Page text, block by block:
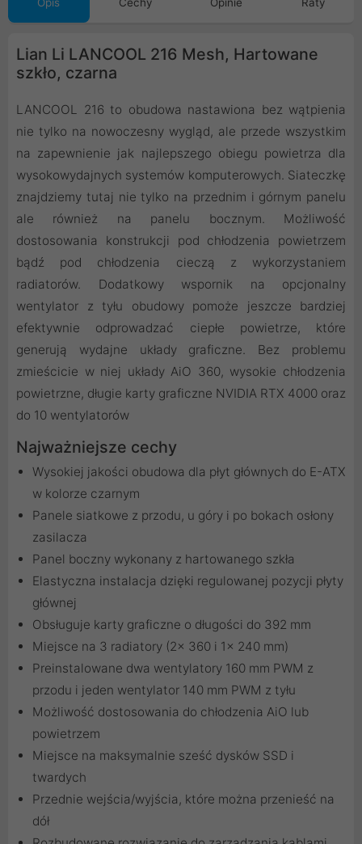
Opis Cechy Opinie Raty
Lian Li LANCOOL 216 Mesh, Hartowane
szkło, czarna
LANCOOL 216 to obudowa nastawiona bez wątpienia
nie tylko na nowoczesny wygląd, ale przede wszystkim
na zapewnienie jak najlepszego obiegu powietrza dla
wysokowydajnych systemów komputerowych. Siateczkę
znajdziemy tutaj nie tylko na przednim i górnym panelu
ale również na panelu bocznym. Możliwość
dostosowania konstrukcji pod chłodzenia powietrzem
bądź pod chłodzenia cieczą z wykorzystaniem
radiatorów. Dodatkowy wspornik na opcjonalny
wentylator z tyłu obudowy pomoże jeszcze bardziej
efektywnie odprowadzać ciepłe powietrze, które
generują wydajne układy graficzne. Bez problemu
zmieścicie w niej układy AiO 360, wysokie chłodzenia
powietrzne, długie karty graficzne NVIDIA RTX 4000 oraz
do 10 wentylatorów
Najważniejsze cechy
Wysokiej jakości obudowa dla płyt głównych do E-ATX
w kolorze czarnym
Panele siatkowe z przodu, u góry i po bokach osłony
zasilacza
Panel boczny wykonany z hartowanego szkła
Elastyczna instalacja dzięki regulowanej pozycji płyty
głównej
Obsługuje karty graficzne o długości do 392 mm
Miejsce na 3 radiatory (2x 360 i 1x 240 mm)
Preinstalowane dwa wentylatory 160 mm PWM z
przodu i jeden wentylator 140 mm PWM z tyłu
Możliwość dostosowania do chłodzenia AiO lub
powietrzem
Miejsce na maksymalnie sześć dysków SSD i
twardych
Przednie wejścia/wyjścia, które można przenieść na
dół